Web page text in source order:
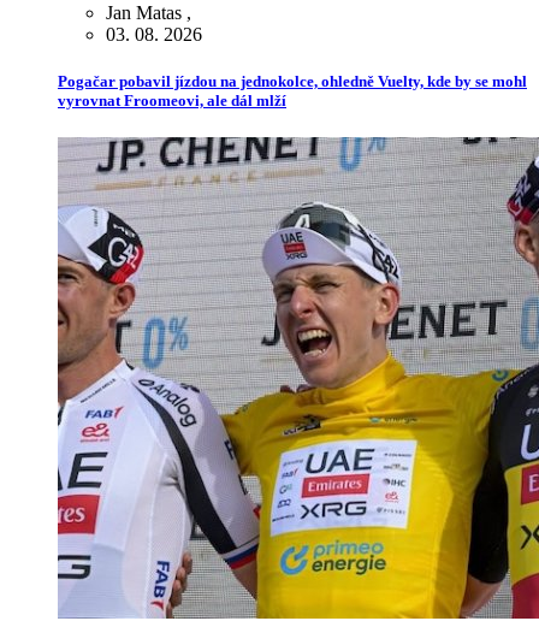
Jan Matas ,
03. 08. 2026
Pogačar pobavil jízdou na jednokolce, ohledně Vuelty, kde by se mohl
vyrovnat Froomeovi, ale dál mlží